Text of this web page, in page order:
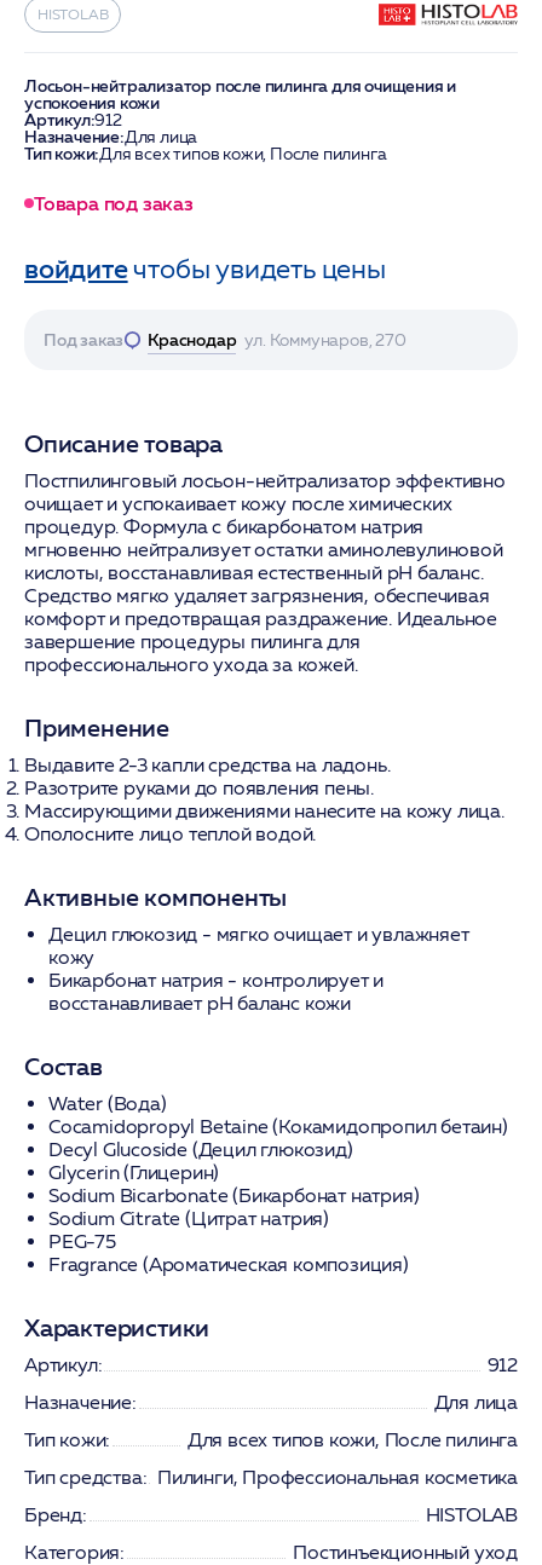
HISTOLAB
Лосьон-нейтрализатор после пилинга для очищения и
успокоения кожи
Артикул:912
Назначение:Для лица
Тип кожи:Для всех типов кожи, После пилинга
Товара под заказ
войдитечтобы увидеть цены
Под заказ Краснодар ул. Коммунаров, 270
Описание товара
Постпилинговый лосьон-нейтрализатор эффективно
очищает и успокаивает кожу после химических
процедур. Формула с бикарбонатом натрия
мгновенно нейтрализует остатки аминолевулиновой
кислоты, восстанавливая естественный pH баланс.
Средство мягко удаляет загрязнения, обеспечивая
комфорт и предотвращая раздражение. Идеальное
завершение процедуры пилинга для
профессионального ухода за кожей.
Применение
Выдавите 2-3 капли средства на ладонь.
Разотрите руками до появления пены.
Массирующими движениями нанесите на кожу лица.
Ополосните лицо теплой водой.
Активные компоненты
Децил глюкозид - мягко очищает и увлажняет
кожу
Бикарбонат натрия - контролирует и
восстанавливает pH баланс кожи
Состав
Water (Вода)
Cocamidopropyl Betaine (Кокамидопропил бетаин)
Decyl Glucoside (Децил глюкозид)
Glycerin (Глицерин)
Sodium Bicarbonate (Бикарбонат натрия)
Sodium Citrate (Цитрат натрия)
PEG-75
Fragrance (Ароматическая композиция)
Характеристики
Артикул:
912
Назначение:
Для лица
Тип кожи:
Для всех типов кожи, После пилинга
Тип средства: Пилинги, Профессиональная косметика
Бренд:
HISTOLAB
Категория:
Постинъекционный уход